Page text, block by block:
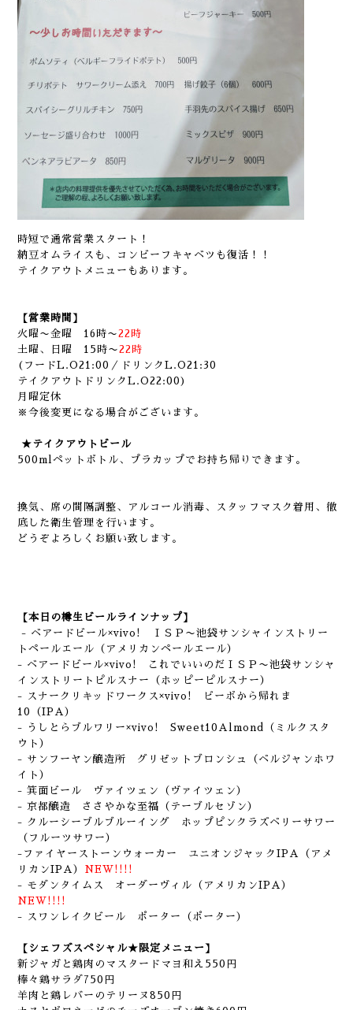
時短で通常営業スタート！
納豆オムライスも、コンビーフキャベツも復活！！
テイクアウトメニューもあります。
【営業時間】
火曜〜金曜 16時〜22時
土曜、日曜 15時〜22時
(フードL.O21:00／ドリンクL.O21:30
テイクアウトドリンクL.O22:00)
月曜定休
※今後変更になる場合がございます。
★テイクアウトビール
500mlペットボトル、プラカップでお持ち帰りできます。
換気、席の間隔調整、アルコール消毒、スタッフマスク着用、徹
底した衛生管理を行います。
どうぞよろしくお願い致します。
【本日の樽生ビールラインナップ】
- ベアードビール×vivo! ＩＳＰ〜池袋サンシャインストリー
トペールエール（アメリカンペールエール）
- ベアードビール×vivo! これでいいのだＩＳＰ〜池袋サンシャ
インストリートピルスナー（ホッピーピルスナー）
- スナークリキッドワークス×vivo! ビーボから帰れま
10（IPA）
- うしとらブルワリー×vivo! Sweet10Almond（ミルクスタ
ウト）
- サンフーヤン醸造所 グリゼットブロンシュ（ベルジャンホワ
イト）
- 箕面ビール ヴァイツェン（ヴァイツェン）
- 京都醸造 ささやかな至福（テーブルセゾン）
- クルーシーブルブルーイング ホップピンクラズベリーサワー
（フルーツサワー）
-ファイヤーストーンウォーカー ユニオンジャックIPA（アメ
リカンIPA） NEW!!!!
- モダンタイムス オーダーヴィル（アメリカンIPA）
NEW!!!!
- スワンレイクビール ポーター（ポーター）
【シェフズスペシャル★限定メニュー】
新ジャガと鶏肉のマスタードマヨ和え550円
棒々鶏サラダ750円
羊肉と鶏レバーのテリーヌ850円